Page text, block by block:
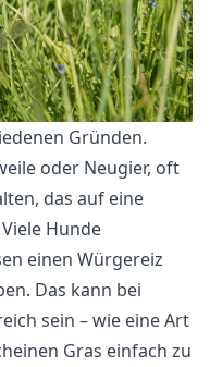
Gründen.
oder Neugier, oft
das auf eine
Hunde
einen Würgereiz
Das kann bei
sein – wie eine Art
Gras einfach zu